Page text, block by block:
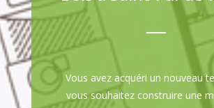
Vous avez acquéri un nouveau
vous souhaitez construire une